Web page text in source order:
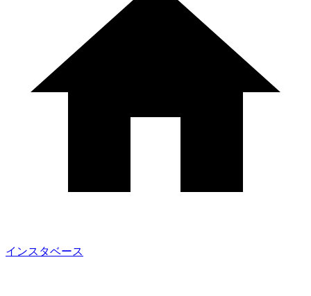
インスタベース